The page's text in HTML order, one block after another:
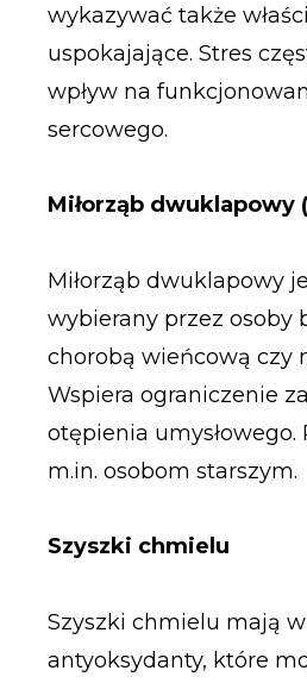
wykazywać także
uspokajające. Stres
wpływ na
sercowego.
Miłorząb dwuklapowy
Miłorząb dwuklapowy
wybierany przez osoby
chorobą wieńcową czy
Wspiera ograniczenie
otępienia umysłowego.
m.in. osobom starszym.
Szyszki chmielu
Szyszki chmielu mają
antyoksydanty, które